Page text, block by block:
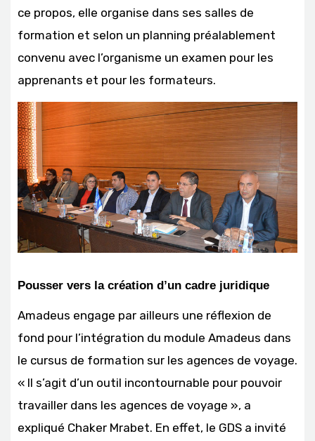
ce propos, elle organise dans ses salles de
formation et selon un planning préalablement
convenu avec l’organisme un examen pour les
apprenants et pour les formateurs.
Pousser vers la création d’un cadre juridique
Amadeus engage par ailleurs une réflexion de
fond pour l’intégration du module Amadeus dans
le cursus de formation sur les agences de voyage.
« Il s’agit d’un outil incontournable pour pouvoir
travailler dans les agences de voyage », a
expliqué Chaker Mrabet. En effet, le GDS a invité